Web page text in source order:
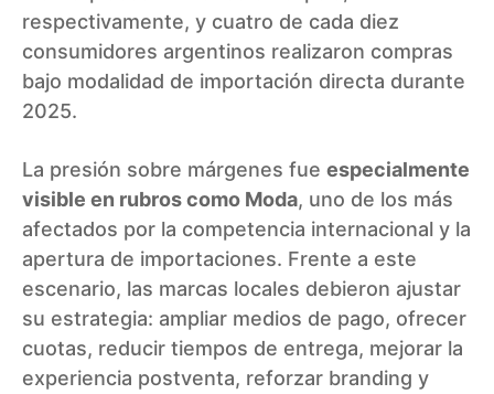
respectivamente, y cuatro de cada diez
consumidores argentinos realizaron compras
bajo modalidad de importación directa durante
2025.
La presión sobre márgenes fue especialmente
visible en rubros como Moda, uno de los más
afectados por la competencia internacional y la
apertura de importaciones. Frente a este
escenario, las marcas locales debieron ajustar
su estrategia: ampliar medios de pago, ofrecer
cuotas, reducir tiempos de entrega, mejorar la
experiencia postventa, reforzar branding y